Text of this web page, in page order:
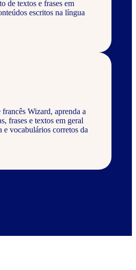
de textos e frases em
escritos na língua
Wizard, aprenda a
frases e textos em geral
e vocabulários corretos da